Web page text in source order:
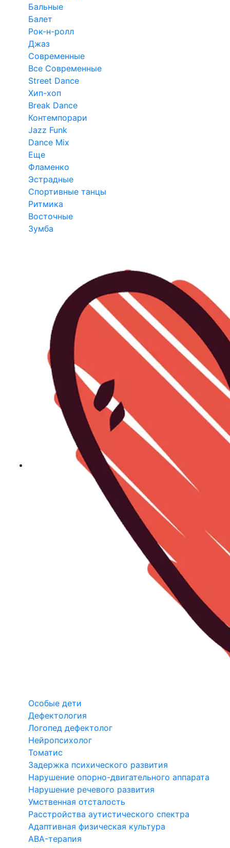
Бальные
Балет
Рок-н-ролл
Джаз
Современные
Все Современные
Street Dance
Хип-хоп
Break Dance
Контемпорари
Jazz Funk
Dance Mix
Еще
Фламенко
Эстрадные
Спортивные танцы
Ритмика
Восточные
Зумба
Особые дети
Дефектология
Логопед дефектолог
Нейропсихолог
Томатис
Задержка психического развития
Нарушение опорно-двигательного аппарата
Нарушение речевого развития
Умственная отсталость
Расстройства аутистического спектра
Адаптивная физическая культура
ABA-терапия